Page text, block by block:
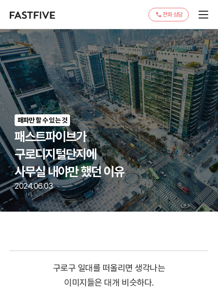
전화 상담
패파만 할 수 있는 것
패스트파이브가
구로디지털단지에
사무실 내야만 했던 이유
2024.06.03
구로구 일대를 떠올리면 생각나는
이미지들은 대개 비슷하다.